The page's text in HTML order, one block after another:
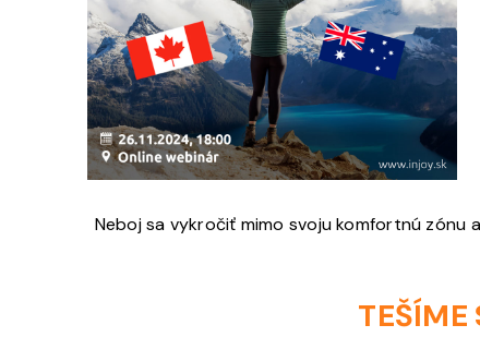
Neboj sa vykročiť mimo svoju komfortnú zónu
TEŠÍME